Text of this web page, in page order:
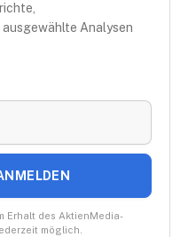
Analysen
Erhalt des AktienMedia-
möglich.